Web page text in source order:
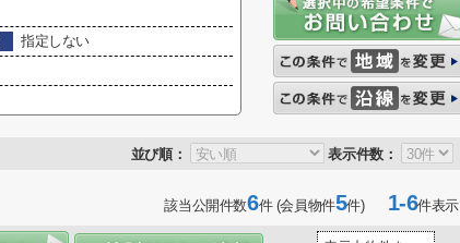
指定しない
並び順： 表示件数：
該当公開件数6件 (会員物件5件)1-6件表示